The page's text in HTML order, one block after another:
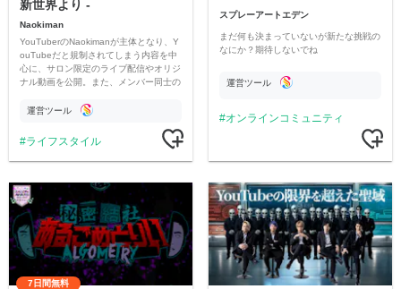
新世界より -
Naokiman
YouTuberのNaokimanが主体となり、Y
ouTubeだと規制されてしまう内容を中
心に、サロン限定のライブ配信やオリジ
ナル動画を公開。また、メンバー同士の
ただいています。
運営ツール
ライフスタイル
スプレーアートエデン
まだ何も決まっていないが新たな挑戦の
なにか？期待しないでね
運営ツール
オンラインコミュニティ
7日間無料